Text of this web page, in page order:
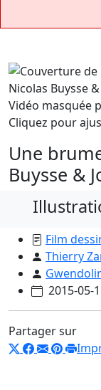
Vidéo masquée
Cliquez pour
Une
Buysse &
Film
Thierry
2015-05-
Partager sur